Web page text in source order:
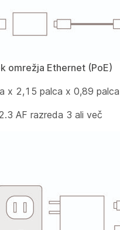
omrežja Ethernet (PoE)
x 2,15 palca x 0,89
AF razreda 3 ali več